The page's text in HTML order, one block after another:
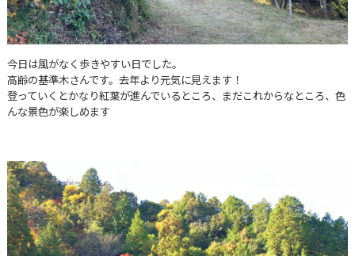
今日は風がなく歩きやすい日でした。
高齢の基準木さんです。去年より元気に見えます！
登っていくとかなり紅葉が進んでいるところ、まだこれからなところ、色
んな景色が楽しめます